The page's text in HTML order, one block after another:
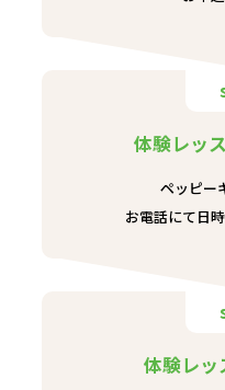
体験レッ
ペッピー
お電話にて日
体験レッ